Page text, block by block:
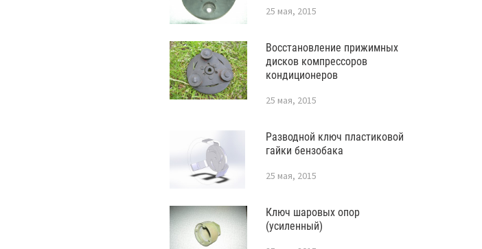
25 мая, 2015
Восстановление прижимных
дисков компрессоров
кондиционеров
25 мая, 2015
Разводной ключ пластиковой
гайки бензобака
25 мая, 2015
Ключ шаровых опор
(усиленный)